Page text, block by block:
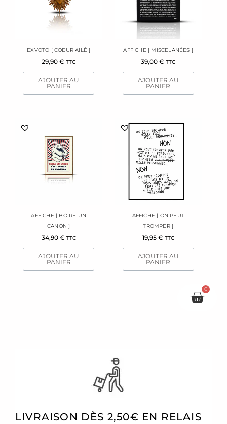
EXVOTO [ COEUR AILÉ ]
29,90€ TTC
AJOUTER AU
PANIER
AFFICHE [ MISCELANÉES ]
39,00€ TTC
AJOUTER AU
PANIER
AFFICHE [ BOIRE UN
CANON ]
34,90 € TTC
AJOUTER AU
PANIER
AFFICHE [ ON PEUT
TROMPER ]
19,95 € TTC
AJOUTER AU
PANIER
0
LIVRAISON DÈS 2,50€ EN RELAIS